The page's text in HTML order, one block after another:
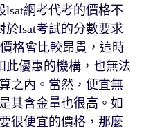
網考代考的價格不
lsat考試的分數要求
格會比較昂貴，這時
此優惠的機構，也無法
之內。當然，便宜無
其含金量也很高。如
很便宜的價格，那麼